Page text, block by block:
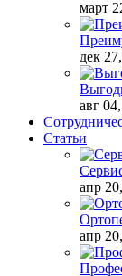
март
дек
авг
Статьи
апр
апр